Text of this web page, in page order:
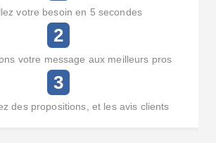
votre besoin en 5 secondes
2
votre message aux meilleurs pros
3
des propositions, et les avis clients